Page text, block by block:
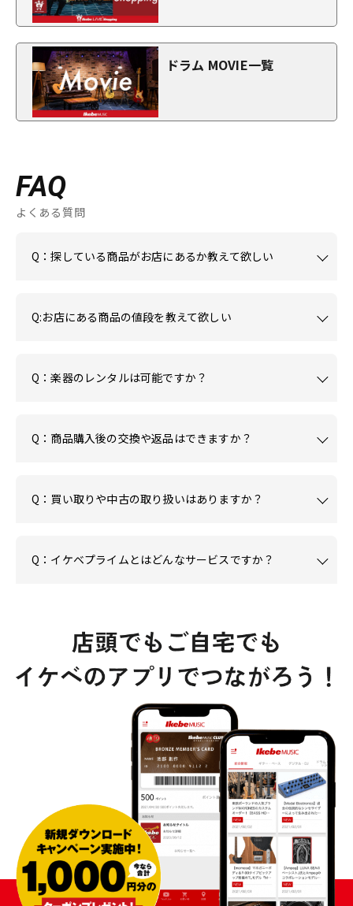
ドラム MOVIE一覧
FAQ
よくある質問
Q：探している商品がお店にあるか教えて欲しい
Q:お店にある商品の値段を教えて欲しい
Q：楽器のレンタルは可能ですか？
Q：商品購入後の交換や返品はできますか？
Q：買い取りや中古の取り扱いはありますか？
Q：イケベプライムとはどんなサービスですか？